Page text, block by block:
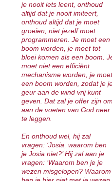
je nooit iets leent, onthoud
altijd dat je nooit imiteert,
onthoud altijd dat je moet
groeien, niet jezelf moet
programmeren. Je moet een
boom worden, je moet tot
bloei komen als een boom.
moet niet een efficiënt
mechanisme worden, je moet
een boom worden, zodat je
geur aan de wind vrij kunt
geven. Dat zal je offer zijn
aan de voeten van God neer
te leggen.
En onthoud wel, hij zal
vragen: ‘Josia, waarom ben
je Josia niet?’ Hij zal aan je
vragen: ‘Waarom ben je je
wezen misgelopen? Waarom